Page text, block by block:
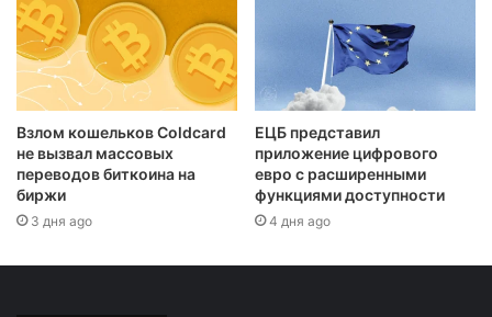
Взлом кошельков Coldcard
не вызвал массовых
переводов биткоина на
биржи
3 дня ago
ЕЦБ представил
приложение цифрового
евро с расширенными
функциями доступности
4 дня ago